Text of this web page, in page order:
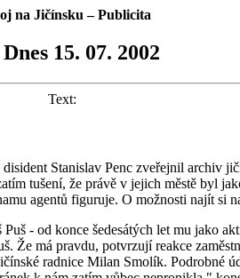
na Jičínsku – Publicita
15. 07. 2002
Text:
Stanislav Penc zveřejnil archiv
tušení, že právě v jejich městě byl
agentů figuruje. O možnosti najít si
- od konce šedesátých let mu jako
Že má pravdu, potvrzují reakce
radnice Milan Smolík. Podrobné